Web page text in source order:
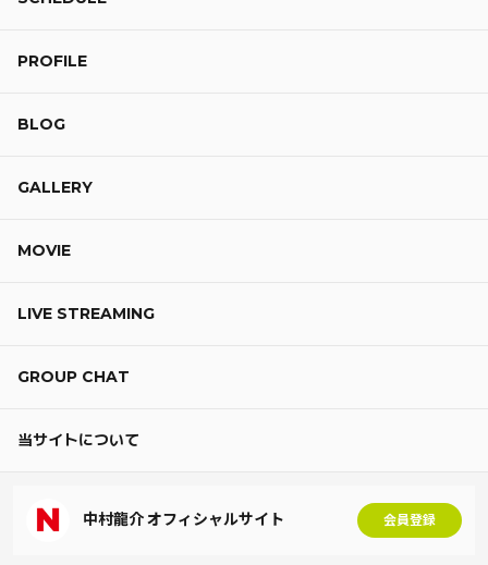
PROFILE
BLOG
GALLERY
MOVIE
LIVE STREAMING
GROUP CHAT
当サイトについて
中村龍介 オフィシャルサイト 会員登録